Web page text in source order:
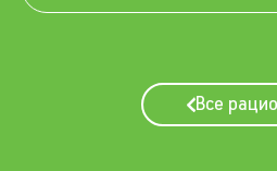
Все